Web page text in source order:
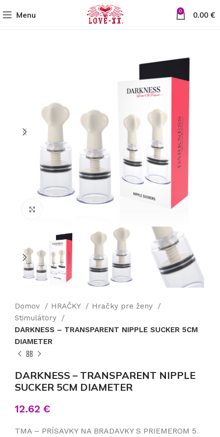
Menu 0 0.00 €
Domov HRAČKY
Hračky pre ženy
Stimulátory
DARKNESS – TRANSPARENT NIPPLE SUCKER 5CM
DIAMETER
DARKNESS – TRANSPARENT NIPPLE
SUCKER 5CM DIAMETER
12.62 €
TMA – PRÍSAVKY NA BRADAVKY S PRIEMEROM 5